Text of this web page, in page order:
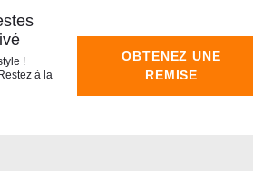
!
à la
OBTENEZ UNE
REMISE